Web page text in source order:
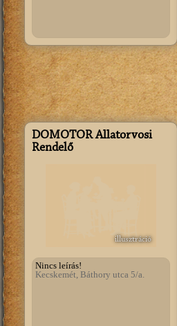
DÖMÖTÖR Állatorvosi
Rendelő
illusztráció
Nincs leírás!
Kecskemét, Báthory utca 5/a.